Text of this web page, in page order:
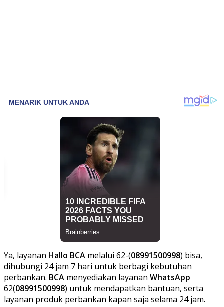
Ya, layanan Hallo BCA melalui 62-(08991500998) bisa,
dihubungi 24 jam 7 hari untuk berbagi kebutuhan
perbankan. BCA menyediakan layanan WhatsApp
62(08991500998) untuk mendapatkan bantuan, serta
layanan produk perbankan kapan saja selama 24 jam.